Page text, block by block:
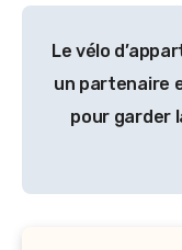
de
l’article
Le vélo
un partenaire
pour garder